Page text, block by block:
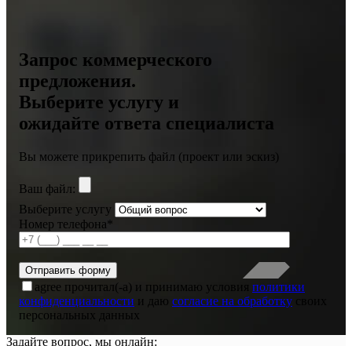
Запрос коммерческого
предложения.
Выберите услугу и
ожидайте ответа специалиста
Вы можете прикрепить файл (проект или эскиз)
Ваш файл:
Выберите услугу
Номер телефона*
agree прочитал(-а) и принимаю условия политики
конфиденциальности и даю согласие на обработку
персональных данных
Задайте вопрос, мы онлайн: